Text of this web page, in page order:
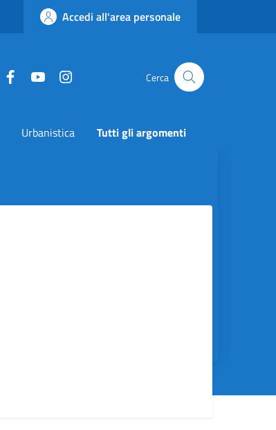
Accedi all'area personale
FacebookYouTube Cerca
Urbanistica Tutti gli argomenti